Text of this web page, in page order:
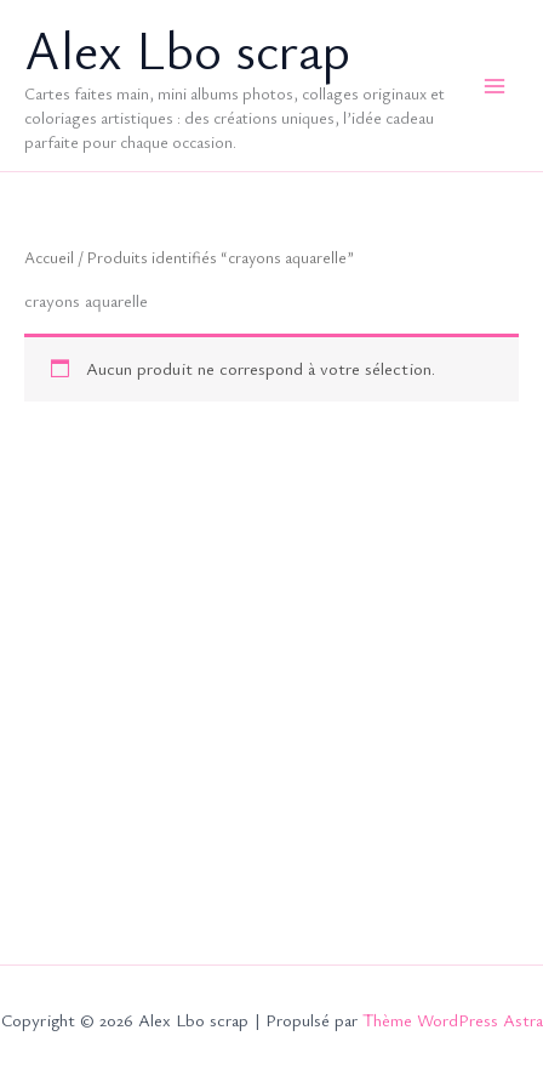
contenuAlex Lbo scrap
Cartes faites main, mini albums photos, collages originaux et
coloriages artistiques : des créations uniques, l’idée cadeau
parfaite pour chaque occasion.
Accueil / Produits identifiés “crayons aquarelle”
crayons aquarelle
Aucun produit ne correspond à votre sélection.
Copyright © 2026 Alex Lbo scrap | Propulsé par Thème WordPress Astra